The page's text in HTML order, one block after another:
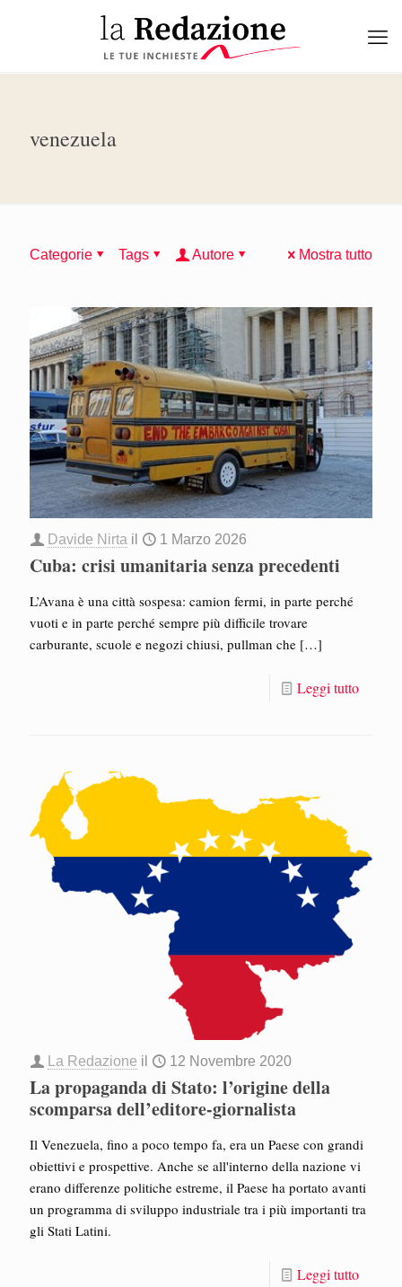
venezuela
Categorie Tags Autore Mostra tutto
Davide Nirta il 1 Marzo 2026
Cuba: crisi umanitaria senza precedenti
L’Avana è una città sospesa: camion fermi, in parte perché
vuoti e in parte perché sempre più difficile trovare
carburante, scuole e negozi chiusi, pullman che […]
Leggi tutto
La Redazione il 12 Novembre 2020
La propaganda di Stato: l’origine della
scomparsa dell’editore-giornalista
Il Venezuela, fino a poco tempo fa, era un Paese con grandi
obiettivi e prospettive. Anche se all'interno della nazione vi
erano differenze politiche estreme, il Paese ha portato avanti
un programma di sviluppo industriale tra i più importanti tra
gli Stati Latini.
Leggi tutto